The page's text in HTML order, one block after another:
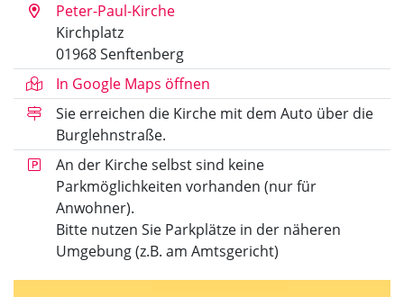
Peter-Paul-Kirche
Kirchplatz
01968 Senftenberg
In Google Maps öffnen
Sie erreichen die Kirche mit dem Auto über die
Burglehnstraße.
An der Kirche selbst sind keine
Parkmöglichkeiten vorhanden (nur für
Anwohner).
Bitte nutzen Sie Parkplätze in der näheren
Umgebung (z.B. am Amtsgericht)